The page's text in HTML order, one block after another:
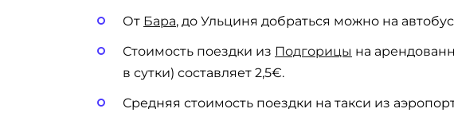
От Бара, до Ульциня добраться можно на
Стоимость поездки из Подгорицы на
в сутки) составляет 2,5€.
Средняя стоимость поездки на такси из